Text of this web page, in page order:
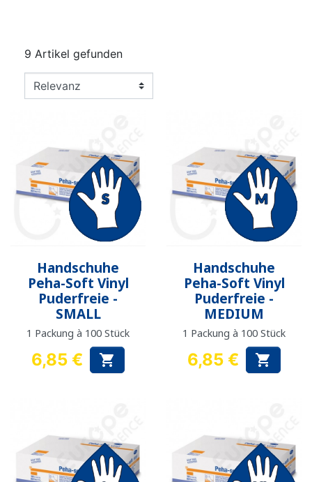
9 Artikel gefunden
Handschuhe
Peha-Soft Vinyl
Puderfreie -
SMALL
1 Packung à 100 Stück
Preis
6,85 € 
Handschuhe
Peha-Soft Vinyl
Puderfreie -
MEDIUM
1 Packung à 100 Stück
Preis
6,85 € 